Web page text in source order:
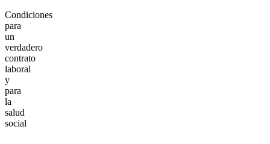
Condiciones
para
un
verdadero
contrato
laboral
y
para
la
salud
social